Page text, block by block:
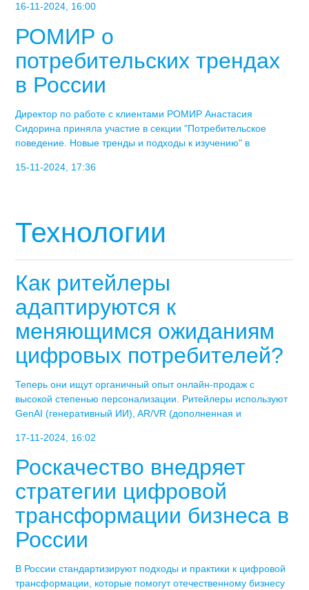
16-11-2024, 16:00
РОМИР о
потребительских трендах
в России
Директор по работе с клиентами РОМИР Анастасия
Сидорина приняла участие в секции "Потребительское
поведение. Новые тренды и подходы к изучению" в
15-11-2024, 17:36
Технологии
Как ритейлеры
адаптируются к
меняющимся ожиданиям
цифровых потребителей?
Теперь они ищут органичный опыт онлайн-продаж с
высокой степенью персонализации. Ритейлеры используют
GenAI (генеративный ИИ), AR/VR (дополненная и
17-11-2024, 16:02
Роскачество внедряет
стратегии цифровой
трансформации бизнеса в
России
В России стандартизируют подходы и практики к цифровой
трансформации, которые помогут отечественному бизнесу